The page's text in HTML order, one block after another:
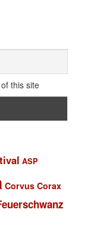
this site
ASP
Corvus Corax